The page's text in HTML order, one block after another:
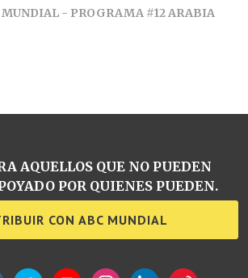
- PROGRAMA #12 ARABIA
AQUELLOS QUE NO PUEDEN
POR QUIENES PUEDEN.
CON ABC MUNDIAL